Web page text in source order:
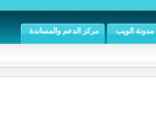
مدونة الويب مركز الدعم والمساندة